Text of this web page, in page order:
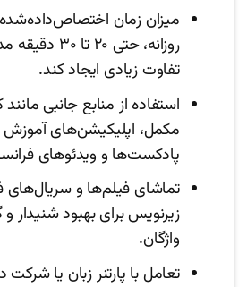
میزان زمان
روزانه، حتی ۲۰
تفاوت زیادی ایجاد کند.
استفاده از منابع جانبی
مکمل، اپلیکیشن‌های آموزش
پادکست‌ها و ویدئوهای
تماشای فیلم‌ها و سریال‌های
زیرنویس برای بهبود شنیدار
واژگان.
تعامل با پارتنر زبان یا